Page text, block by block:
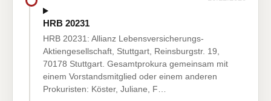
HRB 20231
HRB 20231: Allianz Lebensversicherungs-
Aktiengesellschaft, Stuttgart, Reinsburgstr. 19,
70178 Stuttgart. Gesamtprokura gemeinsam mit
einem Vorstandsmitglied oder einem anderen
Prokuristen: Köster, Juliane, F…